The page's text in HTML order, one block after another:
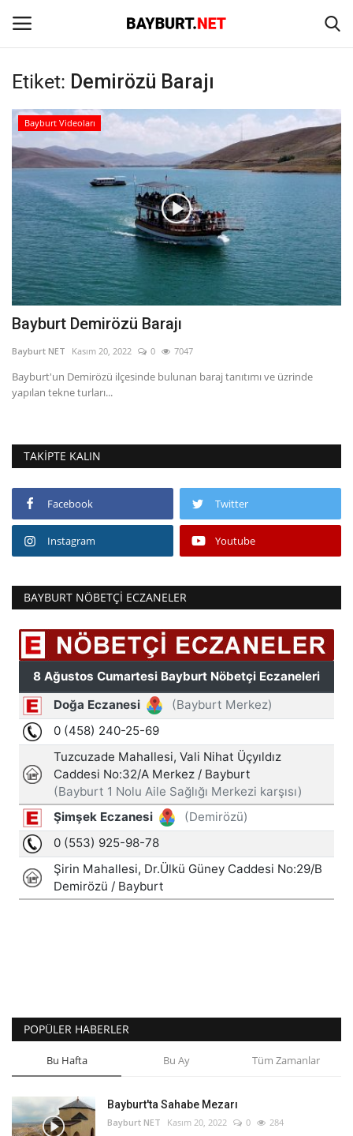
Giriş Kayıt Ol
İletişim
Bayburt
Haber
Keşfet
Fotoğraf
Kültür Sanat
Röportaj
Biyografi
Ulaşım
Etiket: Demirözü Barajı
Bayburt Videoları
Bayburt Demirözü Barajı
Bayburt NET Kasım 20, 2022 0 7047
Bayburt'un Demirözü ilçesinde bulunan baraj tanıtımı ve üzrinde
yapılan tekne turları...
TAKIPTE KALIN
Facebook Twitter
Instagram Youtube
BAYBURT NÖBETÇI ECZANELER
POPÜLER HABERLER
Bu Hafta Bu Ay Tüm Zamanlar
Bayburt'ta Sahabe Mezarı
Bayburt NET Kasım 20, 2022 0 284